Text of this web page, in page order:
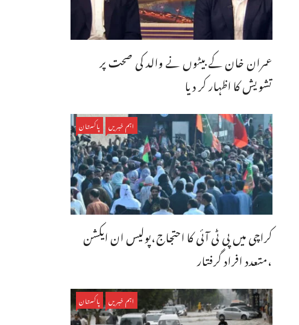
عمران خان کے بیٹوں نے والد کی صحت پر
تشویش کا اظہار کر دیا
اہم خبریں پاکستان
کراچی میں پی ٹی آئی کا احتجاج،پولیس ان ایکشن
،متعدد افراد گرفتار
اہم خبریں پاکستان